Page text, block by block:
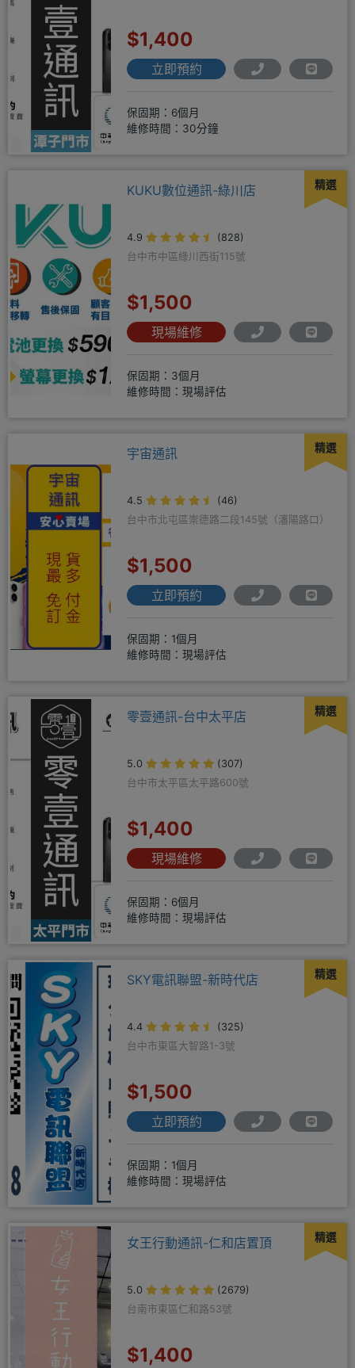
$1,400
立即預約
保固期：6個月
維修時間：30分鐘
精選
KUKU數位通訊-綠川店
4.9
(828)
台中市中區綠川西街115號
$1,500
現場維修
保固期：3個月
維修時間：現場評估
精選
宇宙通訊
4.5
(46)
台中市北屯區崇德路二段145號（瀋陽路口）
$1,500
立即預約
保固期：1個月
維修時間：現場評估
精選
零壹通訊-台中太平店
5.0
(307)
台中市太平區太平路600號
$1,400
現場維修
保固期：6個月
維修時間：現場評估
精選
SKY電訊聯盟-新時代店
4.4
(325)
台中市東區大智路1-3號
$1,500
立即預約
保固期：1個月
維修時間：現場評估
精選
女王行動通訊-仁和店置頂
5.0
(2679)
台南市東區仁和路53號
$1,400